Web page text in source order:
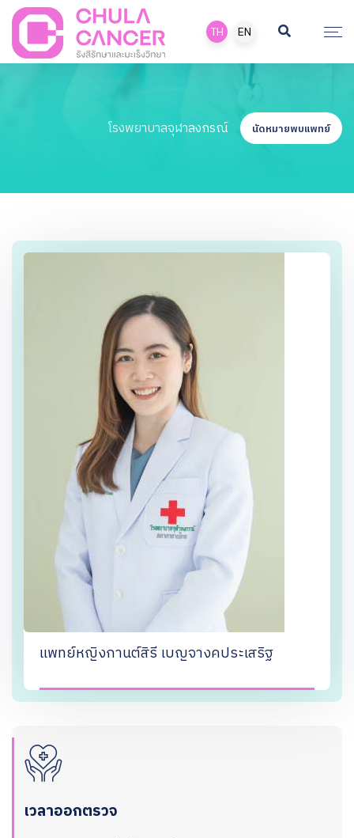
TH EN
โรงพยาบาลจุฬาลงกรณ์ นัดหมายพบแพทย์
แพทย์หญิงกานต์สิรี เบญจางคประเสริฐ
เวลาออกตรวจ